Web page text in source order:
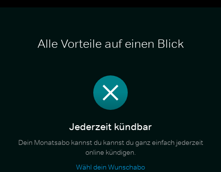
Alle Vorteile auf einen Blick
Jederzeit kündbar
Dein Monatsabo kannst du kannst du ganz einfach jederzeit
online kündigen.
Wähl dein Wunschabo